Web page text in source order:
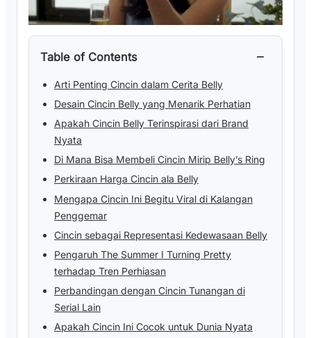
Table of Contents −
Arti Penting Cincin dalam Cerita Belly
Desain Cincin Belly yang Menarik Perhatian
Apakah Cincin Belly Terinspirasi dari Brand
Nyata
Di Mana Bisa Membeli Cincin Mirip Belly’s Ring
Perkiraan Harga Cincin ala Belly
Mengapa Cincin Ini Begitu Viral di Kalangan
Penggemar
Cincin sebagai Representasi Kedewasaan Belly
Pengaruh The Summer I Turning Pretty
terhadap Tren Perhiasan
Perbandingan dengan Cincin Tunangan di
Serial Lain
Apakah Cincin Ini Cocok untuk Dunia Nyata